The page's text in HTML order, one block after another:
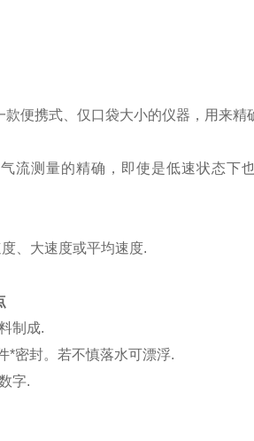
款便携式、仅口袋大小的仪器，用来精
流测量的精确，即使是低速状态下
、大速度或平均速度.
制成.
*密封。若不慎落水可漂浮.
字.